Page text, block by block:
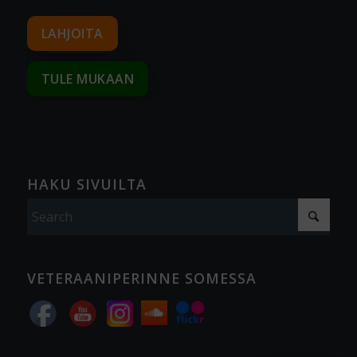
LAHJOITA
TULE MUKAAN
HAKU SIVUILTA
VETERAANIPERINNE SOMESSA